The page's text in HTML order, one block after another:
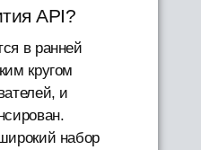
API?
в ранней
кругом
и
набор